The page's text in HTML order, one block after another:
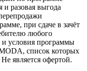
разовая выгода
при сдаче в зачёт
любого
и условия программы
список которых
является офертой.